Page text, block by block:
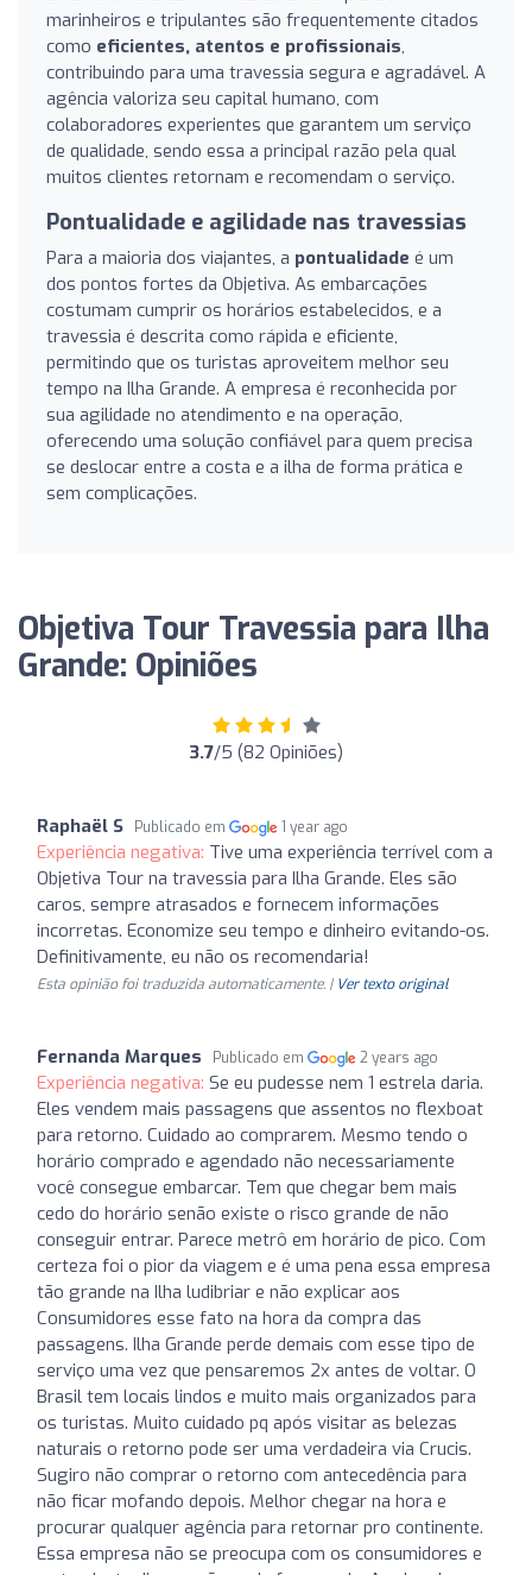
marinheiros e tripulantes são frequentemente citados
como eficientes, atentos e profissionais,
contribuindo para uma travessia segura e agradável. A
agência valoriza seu capital humano, com
colaboradores experientes que garantem um serviço
de qualidade, sendo essa a principal razão pela qual
muitos clientes retornam e recomendam o serviço.
Pontualidade e agilidade nas travessias
Para a maioria dos viajantes, a pontualidade é um
dos pontos fortes da Objetiva. As embarcações
costumam cumprir os horários estabelecidos, e a
travessia é descrita como rápida e eficiente,
permitindo que os turistas aproveitem melhor seu
tempo na Ilha Grande. A empresa é reconhecida por
sua agilidade no atendimento e na operação,
oferecendo uma solução confiável para quem precisa
se deslocar entre a costa e a ilha de forma prática e
sem complicações.
Objetiva Tour Travessia para Ilha
Grande: Opiniões
3.7/5 (82 Opiniões)
Raphaël S Publicado em 1 year ago
Experiência negativa: Tive uma experiência terrível com a
Objetiva Tour na travessia para Ilha Grande. Eles são
caros, sempre atrasados e fornecem informações
incorretas. Economize seu tempo e dinheiro evitando-os.
Definitivamente, eu não os recomendaria!
Esta opinião foi traduzida automaticamente. | Ver texto original
Fernanda Marques Publicado em 2 years ago
Experiência negativa: Se eu pudesse nem 1 estrela daria.
Eles vendem mais passagens que assentos no flexboat
para retorno. Cuidado ao comprarem. Mesmo tendo o
horário comprado e agendado não necessariamente
você consegue embarcar. Tem que chegar bem mais
cedo do horário senão existe o risco grande de não
conseguir entrar. Parece metrô em horário de pico. Com
certeza foi o pior da viagem e é uma pena essa empresa
tão grande na Ilha ludibriar e não explicar aos
Consumidores esse fato na hora da compra das
passagens. Ilha Grande perde demais com esse tipo de
serviço uma vez que pensaremos 2x antes de voltar. O
Brasil tem locais lindos e muito mais organizados para
os turistas. Muito cuidado pq após visitar as belezas
naturais o retorno pode ser uma verdadeira via Crucis.
Sugiro não comprar o retorno com antecedência para
não ficar mofando depois. Melhor chegar na hora e
procurar qualquer agência para retornar pro continente.
Essa empresa não se preocupa com os consumidores e